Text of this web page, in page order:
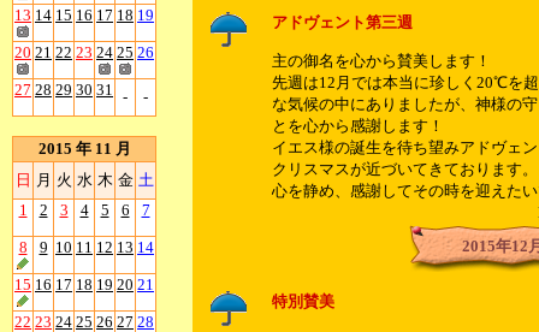
13 14 15 16 17 18 19
20 21 22 23 24 25 26
27 28 29 30 31 - -
2015 年 11 月
日 月 火 水 木 金 土
1
2 3 4 5 6 7
8 9 10 11 12 13 14
15 16 17 18 19 20 21
22 23 24 25 26 27 28
アドヴェント第三週
主の御名を心から賛美します！
先週は12月では本当に珍しく20℃を
な気候の中にありましたが、神様の
とを心から感謝します！
イエス様の誕生を待ち望みアドヴェ
クリスマスが近づいてきております。
心を静め、感謝してその時を迎えた
Mr.「M
2015年12
特別賛美